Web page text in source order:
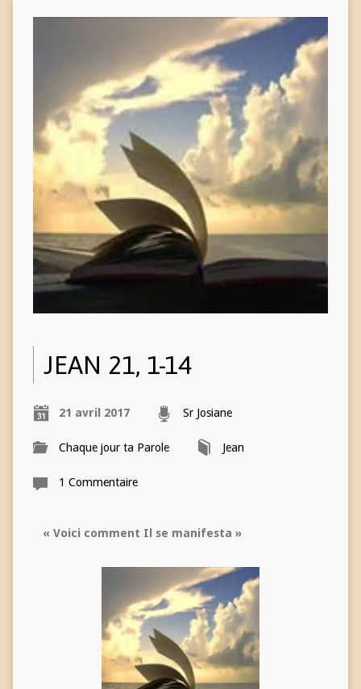
JEAN 21, 1-14
21 avril 2017 Sr Josiane
Chaque jour ta Parole Jean
1 Commentaire
« Voici comment Il se manifesta »